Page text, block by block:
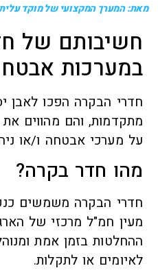
מאת: המערך המקצועי של מוקד
חשיבותם של
במערכות
חדרי הבקרה הפכו לאבן
מתקדמות, והם מהווים את
על מערכי אבטחה ו/או
מהו חדר בקרה?
חדרי הבקרה משמשים
מעין חמ"ל מרכזי של
ההחלטות בזמן אמת
לאיומים או לתקלות.